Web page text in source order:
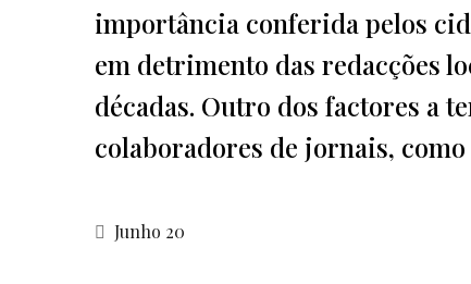
importância conferida pelos
em detrimento das redacções
décadas. Outro dos factores a
colaboradores de jornais, como
Junho 20